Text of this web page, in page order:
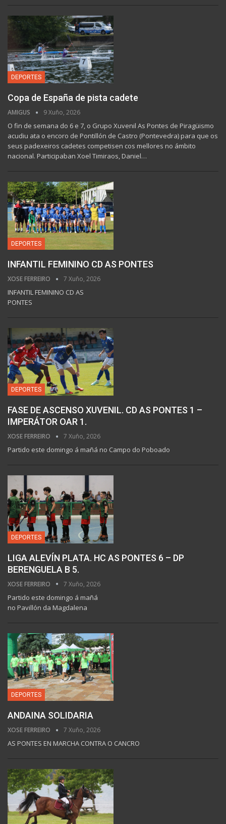
DEPORTES
Copa de España de pista cadete
AMIGUS 9 Xuño, 2026
O fin de semana do 6 e 7, o Grupo Xuvenil As Pontes de Piragüismo
acudiu ata o encoro de Pontillón de Castro (Pontevedra) para que os
seus padexeiros cadetes competisen cos mellores no ámbito
nacional. Participaban Xoel Timiraos, Daniel…
DEPORTES
INFANTIL FEMININO CD AS PONTES
XOSE FERREIRO 7 Xuño, 2026
INFANTIL FEMININO CD AS
PONTES
DEPORTES
FASE DE ASCENSO XUVENIL. CD AS PONTES 1 –
IMPERÁTOR OAR 1.
XOSE FERREIRO 7 Xuño, 2026
Partido este domingo á mañá no Campo do Poboado
DEPORTES
LIGA ALEVÍN PLATA. HC AS PONTES 6 – DP
BERENGUELA B 5.
XOSE FERREIRO 7 Xuño, 2026
Partido este domingo á mañá
no Pavillón da Magdalena
DEPORTES
ANDAINA SOLIDARIA
XOSE FERREIRO 7 Xuño, 2026
AS PONTES EN MARCHA CONTRA O CANCRO